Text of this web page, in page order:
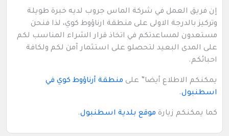
إن فريق العمل في شركة الماس جروب لديه خبرة طويلة
وتركيز بالدرجة الاولى على منطقة ارناؤوط كوي، لذا فنحن
مستعدون لمساعدتكم في اتخاذ قرار الشراء المناسب لكم
على المدى البعيد لتحصلو على استثمار آمن لكم ولكافة
احبائكم.
يمكنكم الاطلاع أيضا” على منطقة أرناؤوط كوي في
اسطنبول.
كما يمكنكم زيارة موقع بلدية اسطنبول.